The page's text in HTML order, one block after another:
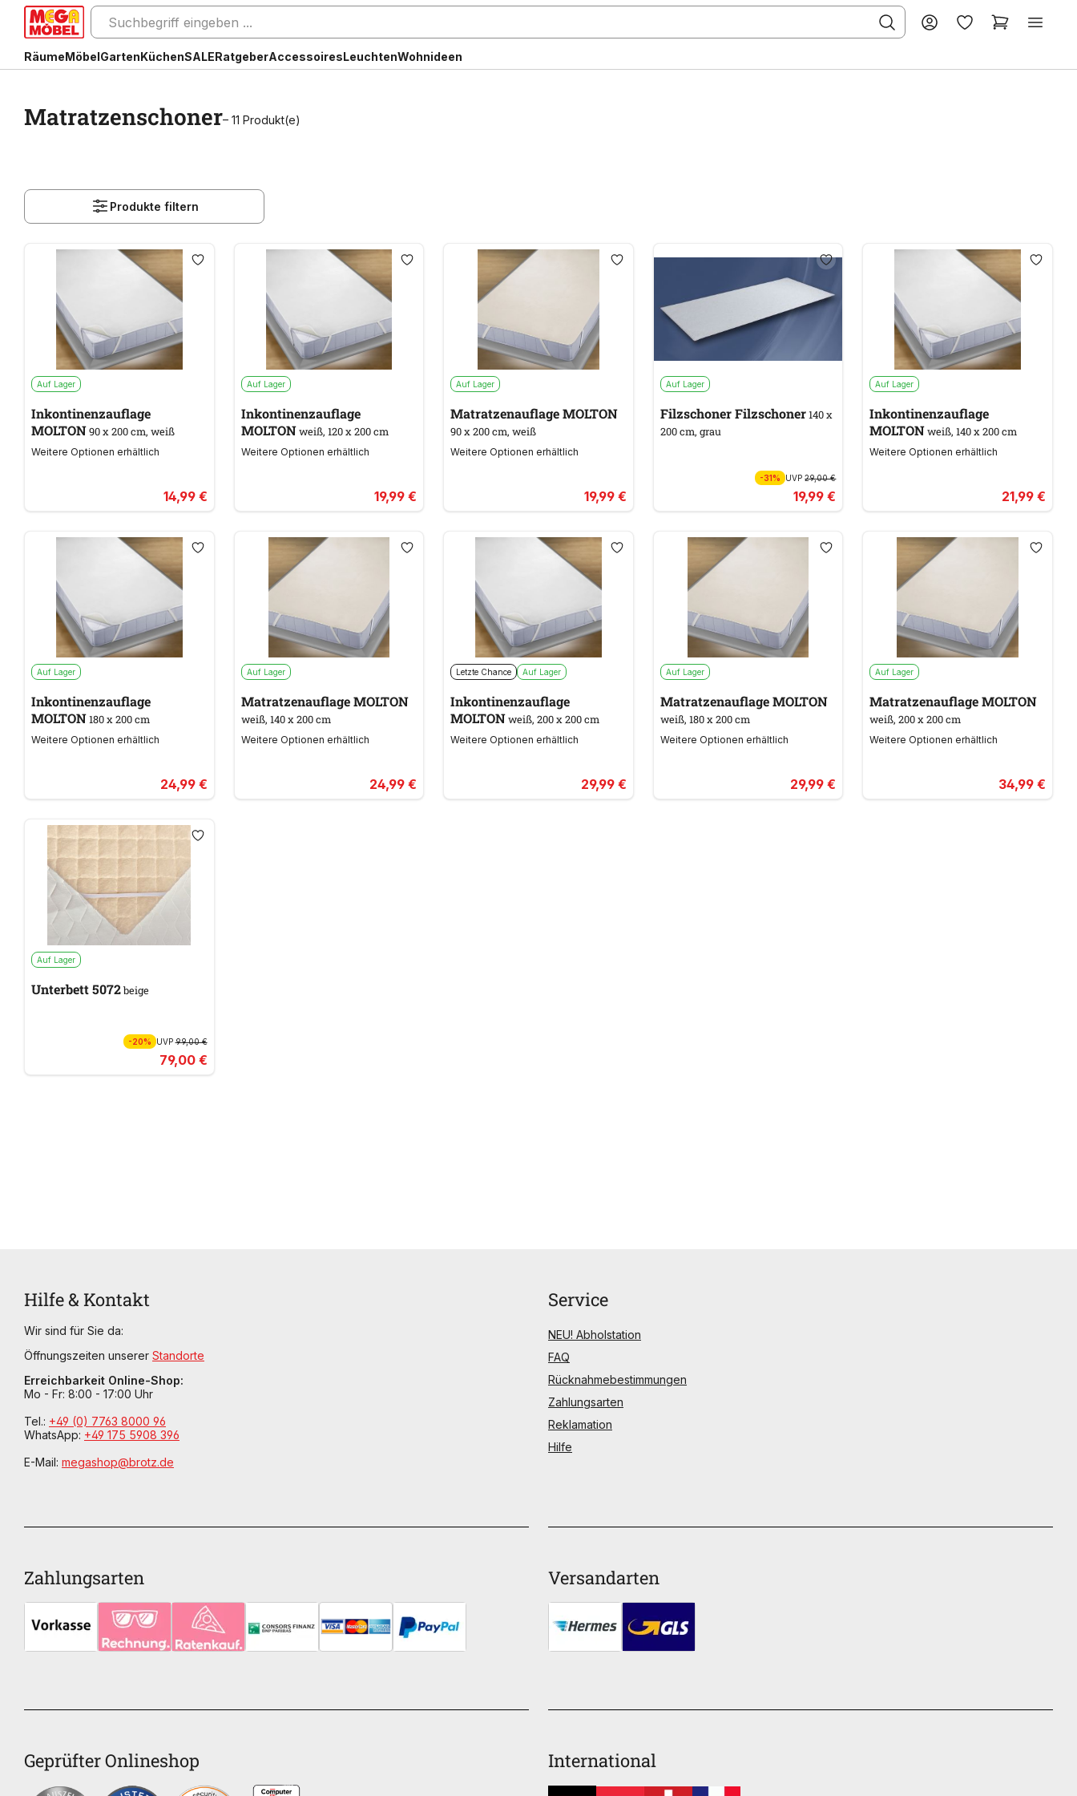
RäumeMöbelGartenKüchenSALERatgeberAccessoiresLeuchtenWohnideen
Matratzenschoner– 11 Produkt(e)
Produkte filtern
Auf Lager
Inkontinenzauflage
MOLTON90 x 200 cm, weiß
Weitere Optionen erhältlich
14,99 €
Auf Lager
Inkontinenzauflage
MOLTONweiß, 120 x 200 cm
Weitere Optionen erhältlich
19,99 €
Auf Lager
Matratzenauflage MOLTON
90 x 200 cm, weiß
Weitere Optionen erhältlich
19,99 €
Auf Lager
Filzschoner Filzschoner140 x
200 cm, grau
-31% UVP29,00 €
19,99 €
Auf Lager
Inkontinenzauflage
MOLTONweiß, 140 x 200 cm
Weitere Optionen erhältlich
21,99 €
Auf Lager
Inkontinenzauflage
MOLTON180 x 200 cm
Weitere Optionen erhältlich
24,99 €
Auf Lager
Matratzenauflage MOLTON
weiß, 140 x 200 cm
Weitere Optionen erhältlich
24,99 €
Letzte Chance Auf Lager
Inkontinenzauflage
MOLTONweiß, 200 x 200 cm
Weitere Optionen erhältlich
29,99 €
Auf Lager
Matratzenauflage MOLTON
weiß, 180 x 200 cm
Weitere Optionen erhältlich
29,99 €
Auf Lager
Matratzenauflage MOLTON
weiß, 200 x 200 cm
Weitere Optionen erhältlich
34,99 €
Auf Lager
Unterbett 5072beige
-20% UVP99,00 €
79,00 €
Hilfe & Kontakt
Wir sind für Sie da:
Öffnungszeiten unserer Standorte
Erreichbarkeit Online-Shop:
Mo - Fr: 8:00 - 17:00 Uhr
Tel.: +49 (0) 7763 8000 96
WhatsApp: +49 175 5908 396
E-Mail: megashop@brotz.de
Geprüfter Onlineshop
Zahlungsarten Versandarten
International
Service
NEU! Abholstation
FAQ
Rücknahmebestimmungen
Zahlungsarten
Reklamation
Hilfe